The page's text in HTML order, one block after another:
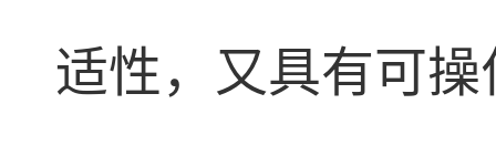
适性，又具有可操